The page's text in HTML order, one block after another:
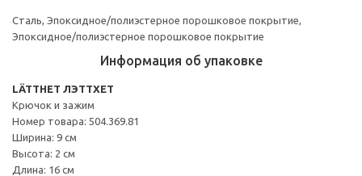
Сталь, Эпоксидное/полиэстерное порошковое покрытие,
Эпоксидное/полиэстерное порошковое покрытие
Информация об упаковке
LÄTTHET ЛЭТТХЕТ
Крючок и зажим
Номер товара: 504.369.81
Ширина: 9 см
Высота: 2 см
Длина: 16 см